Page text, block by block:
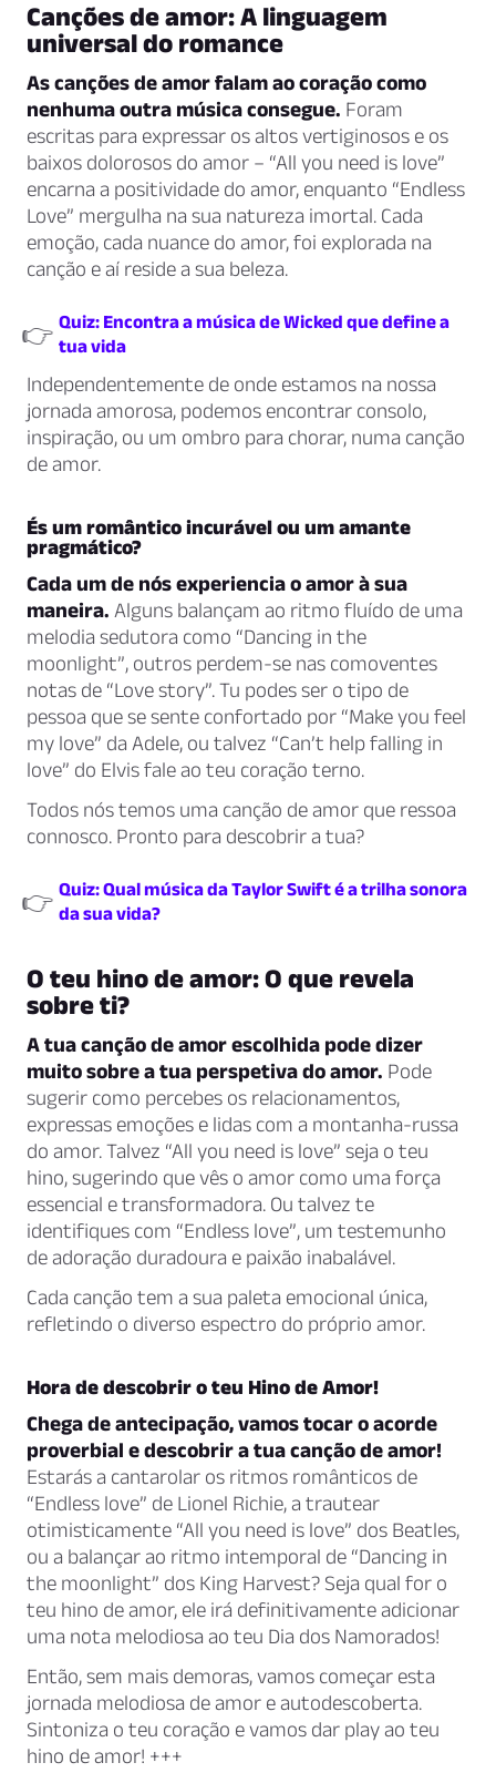
Canções de amor: A linguagem
universal do romance
As canções de amor falam ao coração como
nenhuma outra música consegue. Foram
escritas para expressar os altos vertiginosos e os
baixos dolorosos do amor – “All you need is love”
encarna a positividade do amor, enquanto “Endless
Love” mergulha na sua natureza imortal. Cada
emoção, cada nuance do amor, foi explorada na
canção e aí reside a sua beleza.
👉 Quiz: Encontra a música de Wicked que define a
tua vida
Independentemente de onde estamos na nossa
jornada amorosa, podemos encontrar consolo,
inspiração, ou um ombro para chorar, numa canção
de amor.
És um romântico incurável ou um amante
pragmático?
Cada um de nós experiencia o amor à sua
maneira. Alguns balançam ao ritmo fluído de uma
melodia sedutora como “Dancing in the
moonlight”, outros perdem-se nas comoventes
notas de “Love story”. Tu podes ser o tipo de
pessoa que se sente confortado por “Make you feel
my love” da Adele, ou talvez “Can’t help falling in
love” do Elvis fale ao teu coração terno.
Todos nós temos uma canção de amor que ressoa
connosco. Pronto para descobrir a tua?
👉 Quiz: Qual música da Taylor Swift é a trilha sonora
da sua vida?
O teu hino de amor: O que revela
sobre ti?
A tua canção de amor escolhida pode dizer
muito sobre a tua perspetiva do amor. Pode
sugerir como percebes os relacionamentos,
expressas emoções e lidas com a montanha-russa
do amor. Talvez “All you need is love” seja o teu
hino, sugerindo que vês o amor como uma força
essencial e transformadora. Ou talvez te
identifiques com “Endless love”, um testemunho
de adoração duradoura e paixão inabalável.
Cada canção tem a sua paleta emocional única,
refletindo o diverso espectro do próprio amor.
Hora de descobrir o teu Hino de Amor!
Chega de antecipação, vamos tocar o acorde
proverbial e descobrir a tua canção de amor!
Estarás a cantarolar os ritmos românticos de
“Endless love” de Lionel Richie, a trautear
otimisticamente “All you need is love” dos Beatles,
ou a balançar ao ritmo intemporal de “Dancing in
the moonlight” dos King Harvest? Seja qual for o
teu hino de amor, ele irá definitivamente adicionar
uma nota melodiosa ao teu Dia dos Namorados!
Então, sem mais demoras, vamos começar esta
jornada melodiosa de amor e autodescoberta.
Sintoniza o teu coração e vamos dar play ao teu
hino de amor! +++